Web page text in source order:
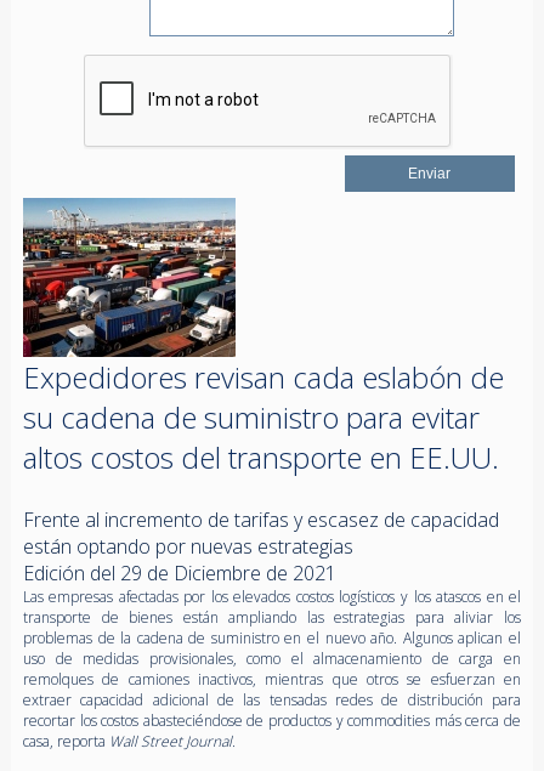
Expedidores revisan cada eslabón de
su cadena de suministro para evitar
altos costos del transporte en EE.UU.
Frente al incremento de tarifas y escasez de capacidad
están optando por nuevas estrategias
Edición del 29 de Diciembre de 2021
Las empresas afectadas por los elevados costos logísticos y los atascos en el
transporte de bienes están ampliando las estrategias para aliviar los
problemas de la cadena de suministro en el nuevo año. Algunos aplican el
uso de medidas provisionales, como el almacenamiento de carga en
remolques de camiones inactivos, mientras que otros se esfuerzan en
extraer capacidad adicional de las tensadas redes de distribución para
recortar los costos abasteciéndose de productos y commodities más cerca de
casa, reporta Wall Street Journal.